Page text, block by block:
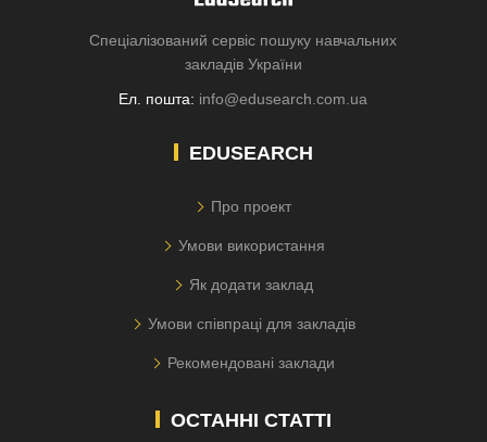
Спеціалізований сервіс пошуку навчальних
закладів України
Ел. пошта: info@edusearch.com.ua
EDUSEARCH
Про проект
Умови використання
Як додати заклад
Умови співпраці для закладів
Рекомендовані заклади
ОСТАННІ СТАТТІ